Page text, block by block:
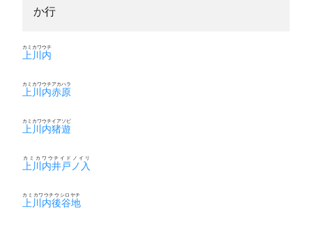
か行
上川内
カミカワウチ
上川内赤原
カミカワウチアカハラ
上川内猪遊
カミカワウチイアソビ
上川内井戸ノ入
カミカワウチイドノイリ
上川内後谷地
カミカワウチウシロヤチ